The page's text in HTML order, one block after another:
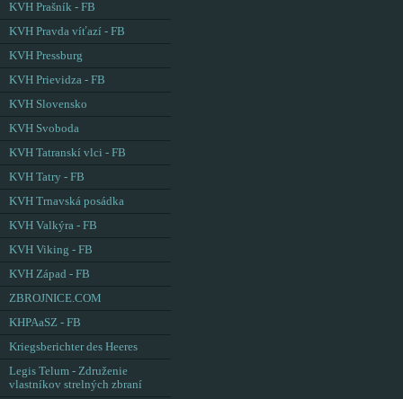
KVH Prašník - FB
KVH Pravda víťazí - FB
KVH Pressburg
KVH Prievidza - FB
KVH Slovensko
KVH Svoboda
KVH Tatranskí vlci - FB
KVH Tatry - FB
KVH Trnavská posádka
KVH Valkýra - FB
KVH Viking - FB
KVH Západ - FB
ZBROJNICE.COM
KHPAaSZ - FB
Kriegsberichter des Heeres
Legis Telum - Združenie
vlastníkov strelných zbraní